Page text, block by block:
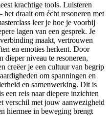
krachtige tools. Luisteren
draait om écht resoneren met
leer je hoe je voorbij
lagen van een gesprek. Je
maakt, vertrouwen
en emoties herkent. Door
dieper niveau te resoneren,
creëer je een cultuur van begrip
om spanningen en
en samenwerking. Dit is
een reis naar diepere inzichten
verschil met jouw aanwezigheid
hiermee in beweging brengt